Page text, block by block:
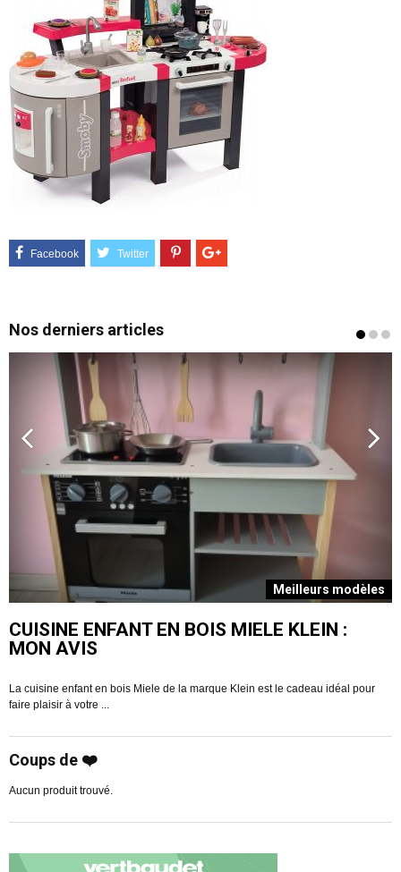
Nos derniers articles
Meilleurs modèles
CUISINE ENFANT EN BOIS MIELE KLEIN :
MON AVIS
La cuisine enfant en bois Miele de la marque Klein est le cadeau idéal pour
faire plaisir à votre ...
Coups de ❤️
Aucun produit trouvé.